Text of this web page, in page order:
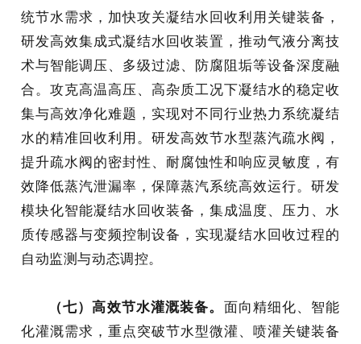
统节水需求，加快攻关凝结水回收利用关键装备，
研发高效集成式凝结水回收装置，推动气液分离技
术与智能调压、多级过滤、防腐阻垢等设备深度融
合。攻克高温高压、高杂质工况下凝结水的稳定收
集与高效净化难题，实现对不同行业热力系统凝结
水的精准回收利用。研发高效节水型蒸汽疏水阀，
提升疏水阀的密封性、耐腐蚀性和响应灵敏度，有
效降低蒸汽泄漏率，保障蒸汽系统高效运行。研发
模块化智能凝结水回收装备，集成温度、压力、水
质传感器与变频控制设备，实现凝结水回收过程的
自动监测与动态调控。
（七）高效节水灌溉装备。 面向精细化、智能
化灌溉需求，重点突破节水型微灌、喷灌关键装备